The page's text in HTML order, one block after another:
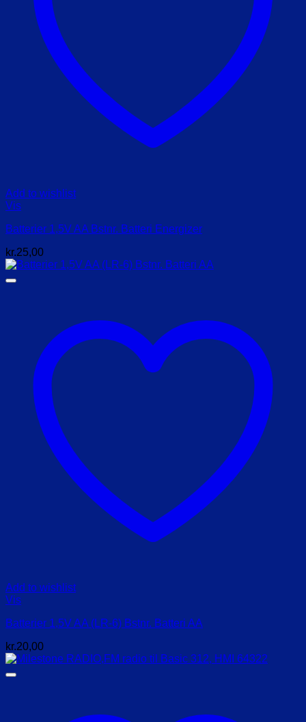
Add to wishlist
Vis
Batterier 1,5V AA Bstnr. Batteri Energizer
kr.25,00
Add to wishlist
Vis
Batterier 1,5V AA (LR-6) Bstnr. Batteri AA
kr.20,00